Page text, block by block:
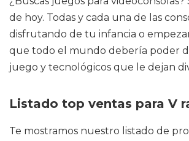
de hoy. Todas y cada una de las
disfrutando de tu infancia o
que todo el mundo debería poder
juego y tecnológicos que le dejan
Listado top ventas para V
Te mostramos nuestro listado de